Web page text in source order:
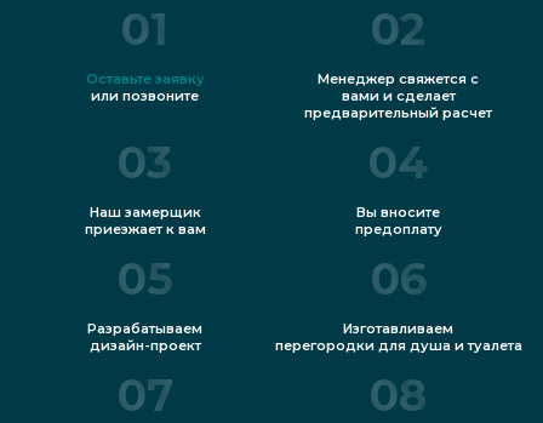
01
Оставьте заявку
или позвоните
02
Менеджер свяжется с
вами и сделает
предварительный расчет
03
Наш замерщик
приезжает к вам
04
Вы вносите
предоплату
05
Разрабатываем
дизайн-проект
06
Изготавливаем
перегородки для душа и туалета
07 08